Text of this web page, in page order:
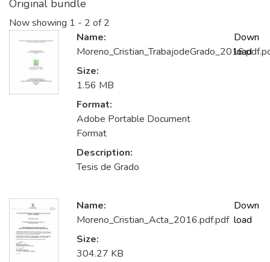
Original bundle
Now showing 1 - 2 of 2
Name:
Size:
1.56 MB
Format:
Adobe Portable Document
Format
Description:
Tesis de Grado
Down
load
Name:
Moreno_Cristian_Acta_2016.pdf.pdf
Size:
304.27 KB
Down
load